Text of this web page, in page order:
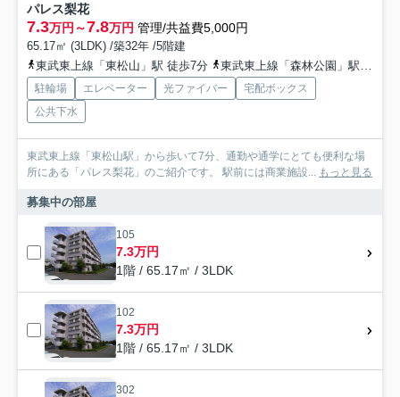
パレス梨花
7.3万円～7.8万円 管理/共益費5,000円
65.17㎡ (3LDK) /築32年 /5階建
東武東上線「東松山」駅 徒歩7分
東武東上線「森林公園」駅 徒歩35分
駐輪場 エレベーター 光ファイバー
宅配ボックス
公共下水
東武東上線「東松山駅」から歩いて7分、通勤や通学にとても便利な場
所にある「パレス梨花」のご紹介です。 駅前には商業施設...
もっと見る
募集中の部屋
105
7.3万円
1階 / 65.17㎡ / 3LDK
102
7.3万円
1階 / 65.17㎡ / 3LDK
302